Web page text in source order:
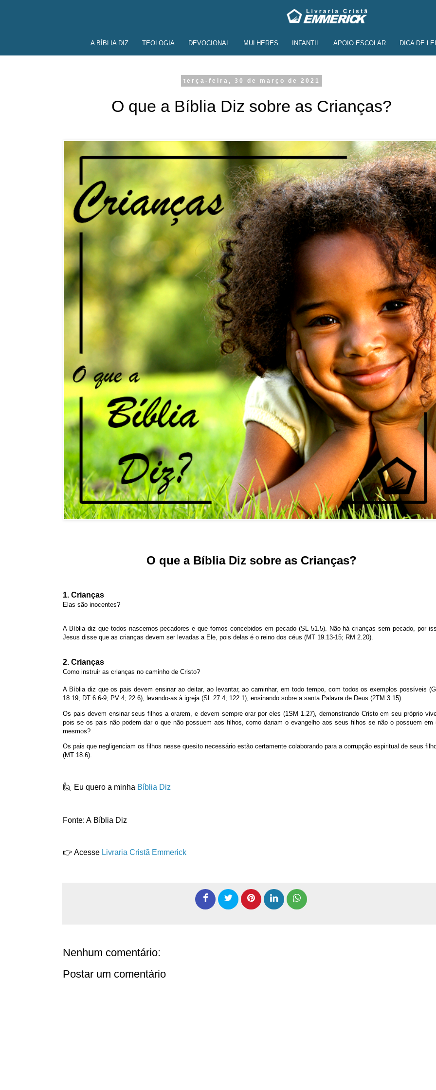
A BÍBLIA DIZ TEOLOGIA DEVOCIONAL MULHERES INFANTIL APOIO ESCOLAR DICA DE
terça-feira, 30 de março de 2021
O que a Bíblia Diz sobre as Crianças?
O que a Bíblia Diz sobre as Crianças?
1. Crianças
Elas são inocentes?
A Bíblia diz que todos nascemos pecadores e que fomos concebidos em pecado (SL 51.5). Não há crianças sem pecado, por
Jesus disse que as crianças devem ser levadas a Ele, pois delas é o reino dos céus (MT 19.13-15; RM 2.20).
2. Crianças
Como instruir as crianças no caminho de Cristo?
A Bíblia diz que os pais devem ensinar ao deitar, ao levantar, ao caminhar, em todo tempo, com todos os exemplos possíveis
18.19; DT 6.6-9; PV 4; 22.6), levando-as à igreja (SL 27.4; 122.1), ensinando sobre a santa Palavra de Deus (2TM 3.15).
Os pais devem ensinar seus filhos a orarem, e devem sempre orar por eles (1SM 1.27), demonstrando Cristo em seu próprio
pois se os pais não podem dar o que não possuem aos filhos, como dariam o evangelho aos seus filhos se não o possuem em
mesmos?
Os pais que negligenciam os filhos nesse quesito necessário estão certamente colaborando para a corrupção espiritual de seus
(MT 18.6).
🙋 Eu quero a minha Bíblia Diz
Fonte: A Bíblia Diz
👉 Acesse Livraria Cristã Emmerick
Nenhum comentário:
Postar um comentário